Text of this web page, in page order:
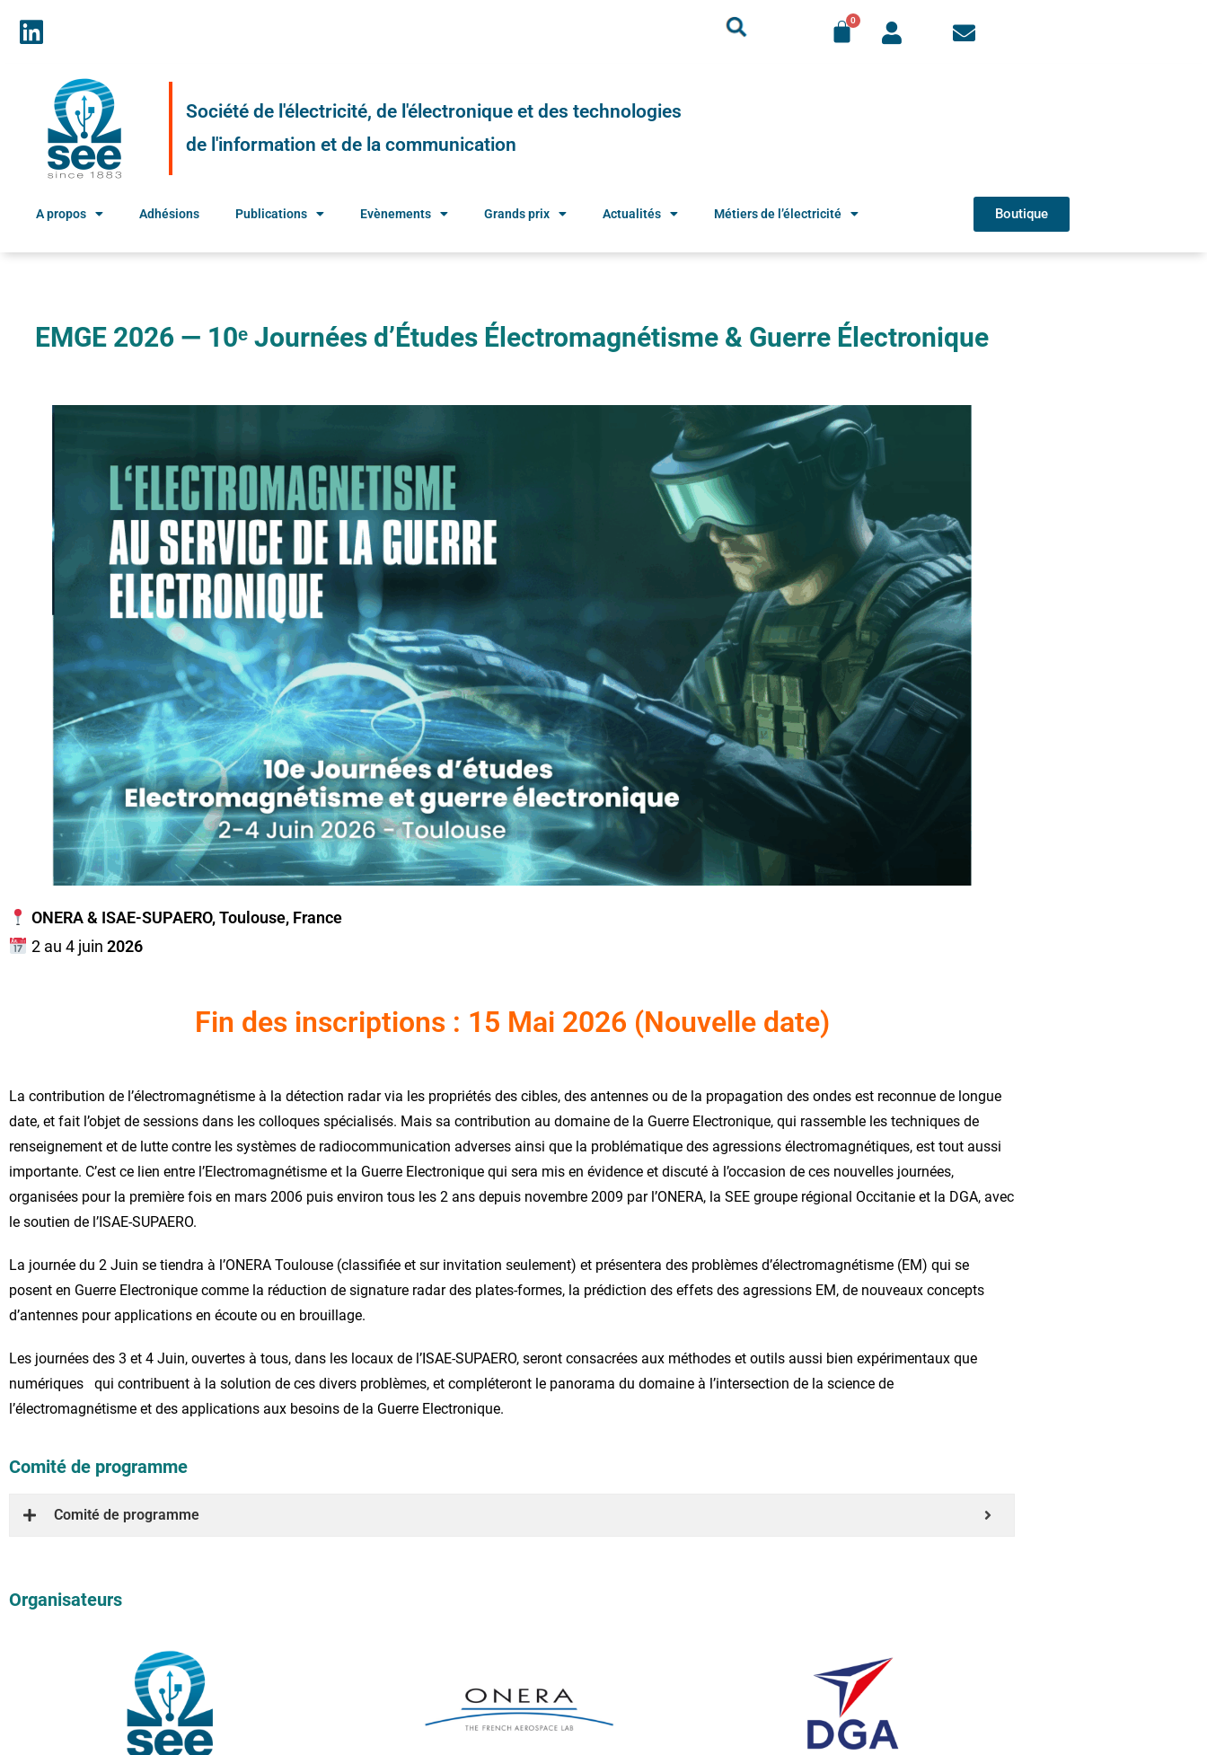
Société de l'électricité, de l'électronique et des technologies
de l'information et de la communication
A propos Adhésions Publications Evènements Grands prix Actualités Métiers de l’électricité Boutique
EMGE 2026 — 10ᵉ Journées d’Études Électromagnétisme & Guerre Électronique
ONERA & ISAE-SUPAERO, Toulouse, France
2 au 4 juin 2026
Fin des inscriptions : 15 Mai 2026 (Nouvelle date)
La contribution de l’électromagnétisme à la détection radar via les propriétés des cibles, des antennes ou de la propagation des ondes est reconnue de longue
date, et fait l’objet de sessions dans les colloques spécialisés. Mais sa contribution au domaine de la Guerre Electronique, qui rassemble les techniques de
renseignement et de lutte contre les systèmes de radiocommunication adverses ainsi que la problématique des agressions électromagnétiques, est tout aussi
importante. C’est ce lien entre l’Electromagnétisme et la Guerre Electronique qui sera mis en évidence et discuté à l’occasion de ces nouvelles journées,
organisées pour la première fois en mars 2006 puis environ tous les 2 ans depuis novembre 2009 par l’ONERA, la SEE groupe régional Occitanie et la DGA, avec
le soutien de l’ISAE-SUPAERO.
La journée du 2 Juin se tiendra à l’ONERA Toulouse (classifiée et sur invitation seulement) et présentera des problèmes d’électromagnétisme (EM) qui se
posent en Guerre Electronique comme la réduction de signature radar des plates-formes, la prédiction des effets des agressions EM, de nouveaux concepts
d’antennes pour applications en écoute ou en brouillage.
Les journées des 3 et 4 Juin, ouvertes à tous, dans les locaux de l’ISAE-SUPAERO, seront consacrées aux méthodes et outils aussi bien expérimentaux que
numériques qui contribuent à la solution de ces divers problèmes, et compléteront le panorama du domaine à l’intersection de la science de
l’électromagnétisme et des applications aux besoins de la Guerre Electronique.
Comité de programme
Comité de programme
Organisateurs